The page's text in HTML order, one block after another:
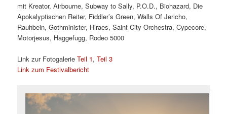
mit Kreator, Airbourne, Subway to Sally, P.O.D., Biohazard, Die
Apokalyptischen Reiter, Fiddler’s Green, Walls Of Jericho,
Rauhbein, Gothminister, Hiraes, Saint City Orchestra, Cypecore,
Motorjesus, Haggefugg, Rodeo 5000
Link zur FotogalerieTeil 1,Teil 3
Link zum Festivalbericht